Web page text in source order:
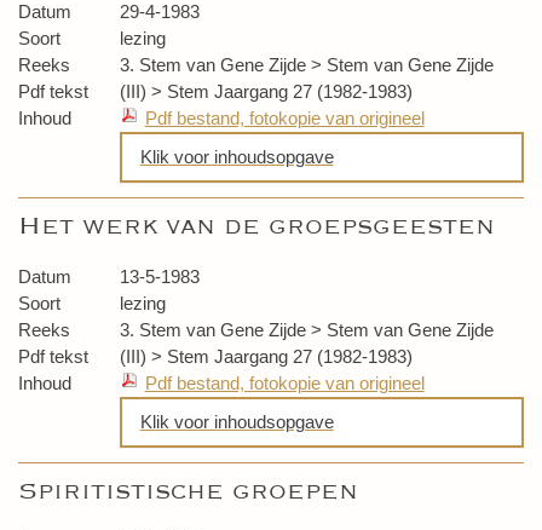
Datum
29-4-1983
Soort
lezing
Reeks
3. Stem van Gene Zijde > Stem van Gene Zijde
(III) > Stem Jaargang 27 (1982-1983)
Pdf tekst
Pdf bestand, fotokopie van origineel
Inhoud
Klik voor inhoudsopgave
Het werk van de groepsgeesten
Datum
13-5-1983
Soort
lezing
Reeks
3. Stem van Gene Zijde > Stem van Gene Zijde
(III) > Stem Jaargang 27 (1982-1983)
Pdf tekst
Pdf bestand, fotokopie van origineel
Inhoud
Klik voor inhoudsopgave
Beantwoording vragen
Spiritistische groepen